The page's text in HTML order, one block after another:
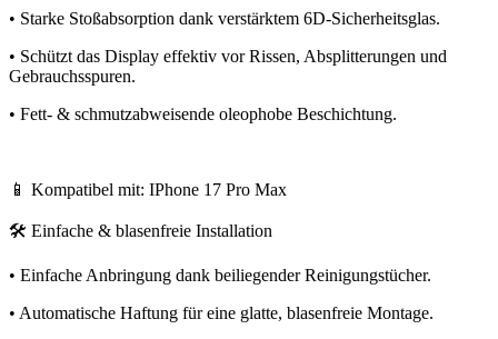
• Starke Stoßabsorption dank verstärktem 6D-Sicherheitsglas.
• Schützt das Display effektiv vor Rissen, Absplitterungen und
Gebrauchsspuren.
• Fett- & schmutzabweisende oleophobe Beschichtung.
📱 Kompatibel mit: IPhone 17 Pro Max
🛠️ Einfache & blasenfreie Installation
• Einfache Anbringung dank beiliegender Reinigungstücher.
• Automatische Haftung für eine glatte, blasenfreie Montage.